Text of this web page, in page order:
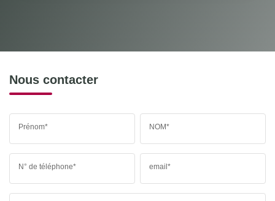
Nous contacter
Prénom* NOM*
N° de téléphone* email*